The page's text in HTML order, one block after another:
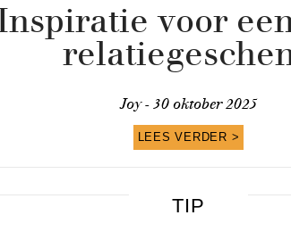
voor
Joy - 30 oktober 2025
LEES VERDER >
TIP